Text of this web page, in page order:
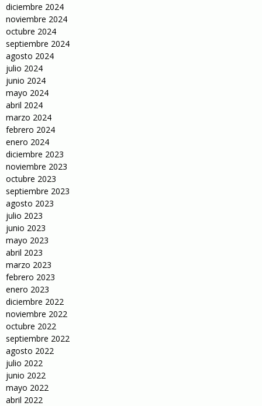
diciembre 2024
noviembre 2024
octubre 2024
septiembre 2024
agosto 2024
julio 2024
junio 2024
mayo 2024
abril 2024
marzo 2024
febrero 2024
enero 2024
diciembre 2023
noviembre 2023
octubre 2023
septiembre 2023
agosto 2023
julio 2023
junio 2023
mayo 2023
abril 2023
marzo 2023
febrero 2023
enero 2023
diciembre 2022
noviembre 2022
octubre 2022
septiembre 2022
agosto 2022
julio 2022
junio 2022
mayo 2022
abril 2022